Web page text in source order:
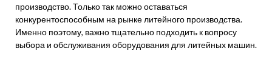
производство. Только так можно оставаться
конкурентоспособным на рынке литейного производства.
Именно поэтому, важно тщательно подходить к вопросу
выбора и обслуживания оборудования для литейных машин.